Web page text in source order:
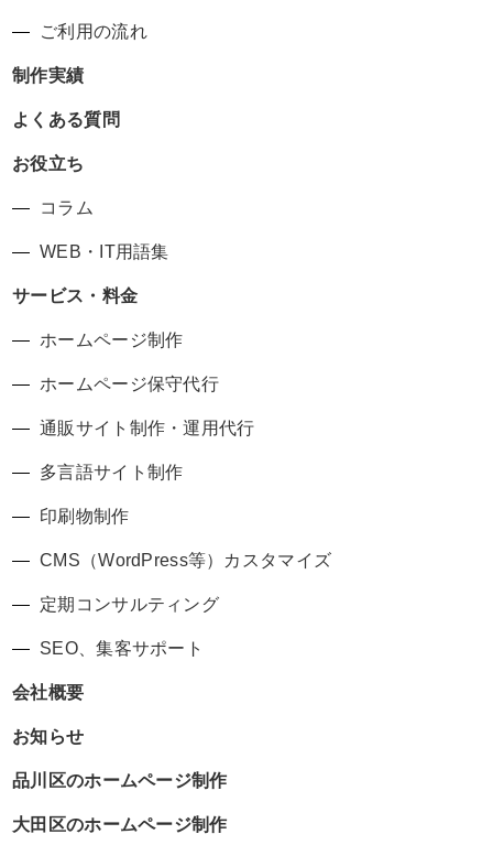
ご利用の流れ
制作実績
よくある質問
お役立ち
コラム
WEB・IT用語集
サービス・料金
ホームページ制作
ホームページ保守代行
通販サイト制作・運用代行
多言語サイト制作
印刷物制作
CMS（WordPress等）カスタマイズ
定期コンサルティング
SEO、集客サポート
会社概要
お知らせ
品川区のホームページ制作
大田区のホームページ制作